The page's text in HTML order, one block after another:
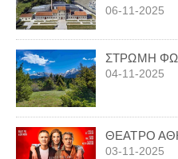
06-11-2025
ΣΤΡΩΜΗ
04-11-2025
ΘΕΑΤΡΟ
03-11-2025